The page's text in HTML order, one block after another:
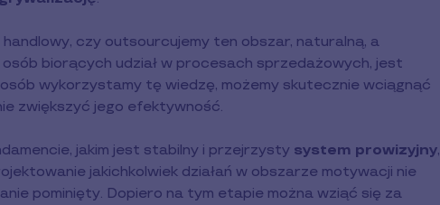
handlowy, czy outsourcujemy ten obszar, naturalną, a
biorących udział w procesach sprzedażowych, jest
wykorzystamy tę wiedzę, możemy skutecznie wciągnąć
zwiększyć jego efektywność.
jakim jest stabilny i przejrzysty system prowizyjny,
jakichkolwiek działań w obszarze motywacji nie
pominięty. Dopiero na tym etapie można wziąć się za